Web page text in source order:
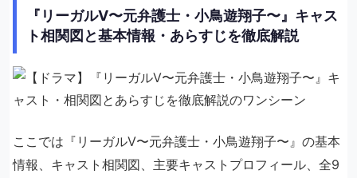
『リーガルV〜元弁護士・小鳥遊翔子〜』キャス
ト相関図と基本情報・あらすじを徹底解説
ここでは『リーガルV〜元弁護士・小鳥遊翔子〜』の基本
情報、キャスト相関図、主要キャストプロフィール、全9